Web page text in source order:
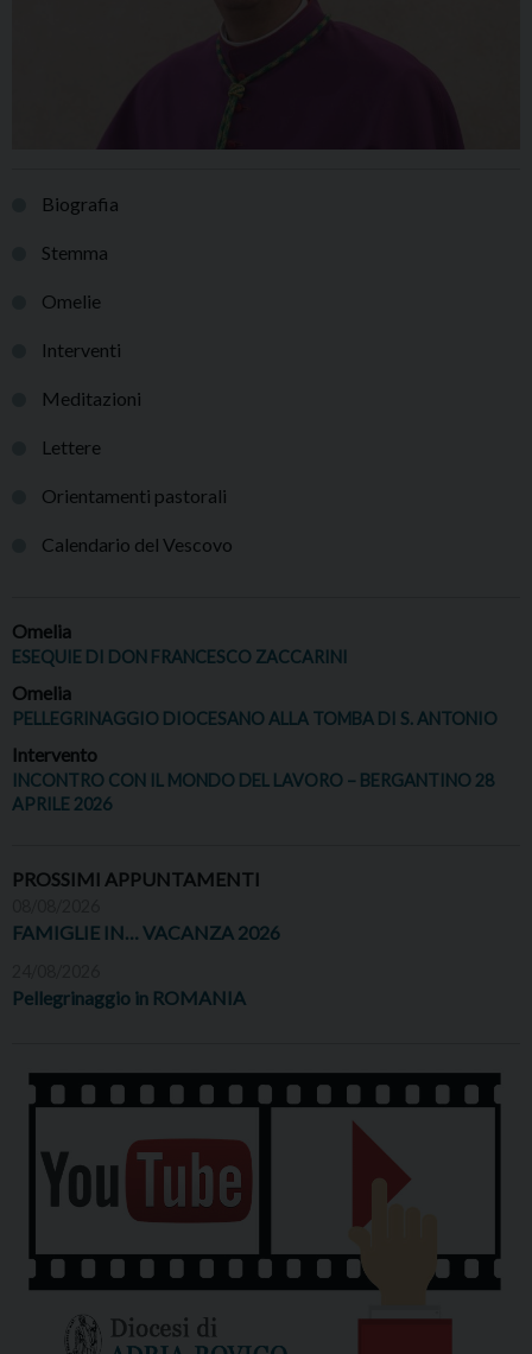
Biografia
Stemma
Omelie
Interventi
Meditazioni
Lettere
Orientamenti pastorali
Calendario del Vescovo
Omelia
ESEQUIE DI DON FRANCESCO ZACCARINI
Omelia
PELLEGRINAGGIO DIOCESANO ALLA TOMBA DI S. ANTONIO
Intervento
INCONTRO CON IL MONDO DEL LAVORO – BERGANTINO 28
APRILE 2026
PROSSIMI APPUNTAMENTI
FAMIGLIE IN… VACANZA 2026
Pellegrinaggio in ROMANIA